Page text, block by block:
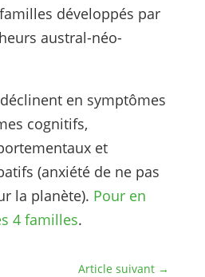
développés par
austral-néo-
en symptômes
cognitifs,
et
(anxiété de ne pas
la planète). Pour en
4 familles.
Article suivant →